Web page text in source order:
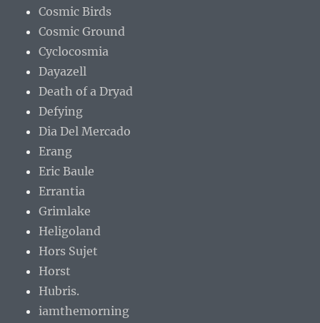
Cosmic Birds
Cosmic Ground
Cyclocosmia
Dayazell
Death of a Dryad
Defying
Dia Del Mercado
Erang
Eric Baule
Errantia
Grimlake
Heligoland
Hors Sujet
Horst
Hubris.
iamthemorning